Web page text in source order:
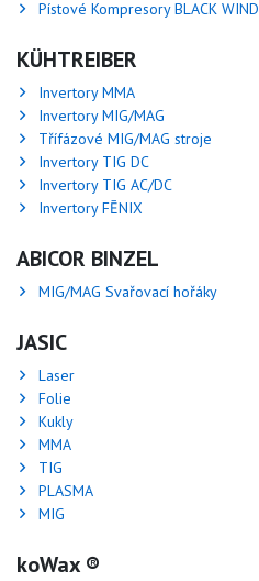
Pístové Kompresory BLACK WIND
KÜHTREIBER
Invertory MMA
Invertory MIG/MAG
Třífázové MIG/MAG stroje
Invertory TIG DC
Invertory TIG AC/DC
Invertory FĒNIX
ABICOR BINZEL
MIG/MAG Svařovací hořáky
JASIC
Laser
Folie
Kukly
MMA
TIG
PLASMA
MIG
koWax ®